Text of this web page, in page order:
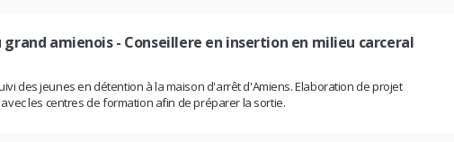
grand amienois- Conseillere en insertion en milieu carceral
des jeunes en détention à la maison d'arrêt d'Amiens. Elaboration de projet
les centres de formation afin de préparer la sortie.